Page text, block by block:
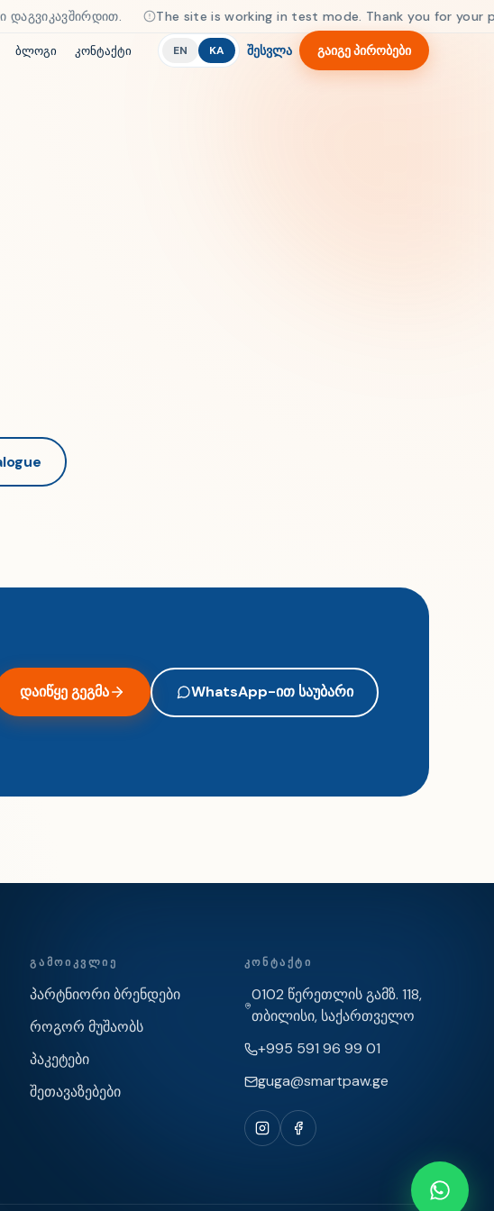
The site is working in test mode. Thank you for your
ბლოგი კონტაქტი EN KA შესვლა გაიგე პირობები
დაიწყე გეგმა WhatsApp-ით საუბარი
ᲒᲐᲛᲝᲘᲙᲕᲚᲘᲔ
პარტნიორი ბრენდები
როგორ მუშაობს
პაკეტები
შეთავაზებები
ᲙᲝᲜᲢᲐᲥᲢᲘ
0102 წერეთლის გამზ. 118,
თბილისი, საქართველო
+995 591 96 99 01
guga@smartpaw.ge